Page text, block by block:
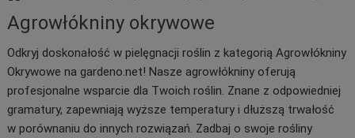
Agrowłókniny okrywowe
Odkryj doskonałość w pielęgnacji roślin z kategorią Agrowłókniny
Okrywowe na gardeno.net! Nasze agrowłókniny oferują
profesjonalne wsparcie dla Twoich roślin. Znane z odpowiedniej
gramatury, zapewniają wyższe temperatury i dłuższą trwałość
w porównaniu do innych rozwiązań. Zadbaj o swoje rośliny